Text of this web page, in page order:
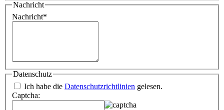
Nachricht
Nachricht*
Datenschutz
Ich habe die Datenschutzrichtlinien gelesen.
Captcha: